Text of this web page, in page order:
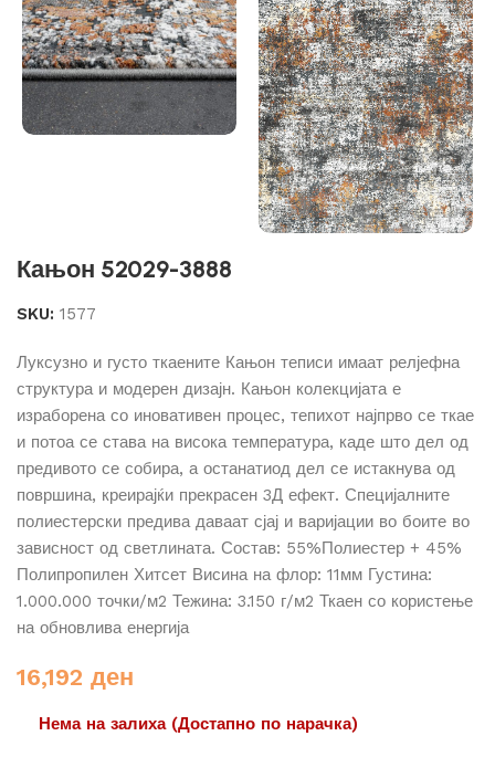
Кањон 52029-3888
SKU: 1577
Луксузно и густо ткаените Кањон теписи имаат релјефна
структура и модерен дизајн. Кањон колекцијата е
израборена со иновативен процес, тепихот најпрво се ткае
и потоа се става на висока температура, каде што дел од
предивото се собира, а останатиод дел се истакнува од
површина, креирајќи прекрасен 3Д ефект. Специјалните
полиестерски предива даваат сјај и варијации во боите во
зависност од светлината. Состав: 55%Полиестер + 45%
Полипропилен Хитсет Висина на флор: 11мм Густина:
1.000.000 точки/м2 Тежина: 3.150 г/м2 Ткаен со користење
на обновлива енергија
16,192 ден
Нема на залиха (Достапно по нарачка)